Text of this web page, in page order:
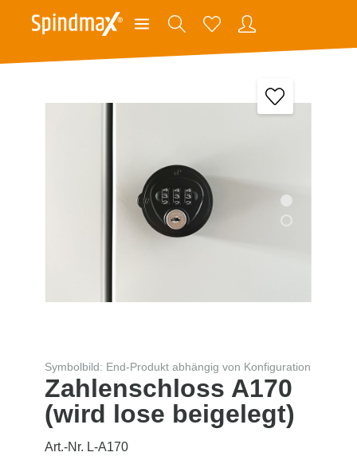
Symbolbild: End-Produkt abhängig von Konfiguration
Zahlenschloss A170
(wird lose beigelegt)
Art.-Nr. L-A170